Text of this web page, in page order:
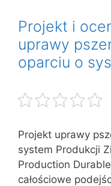
Projekt i
uprawy
oparciu o
Projekt uprawy
system Produkcji
Production
całościowe